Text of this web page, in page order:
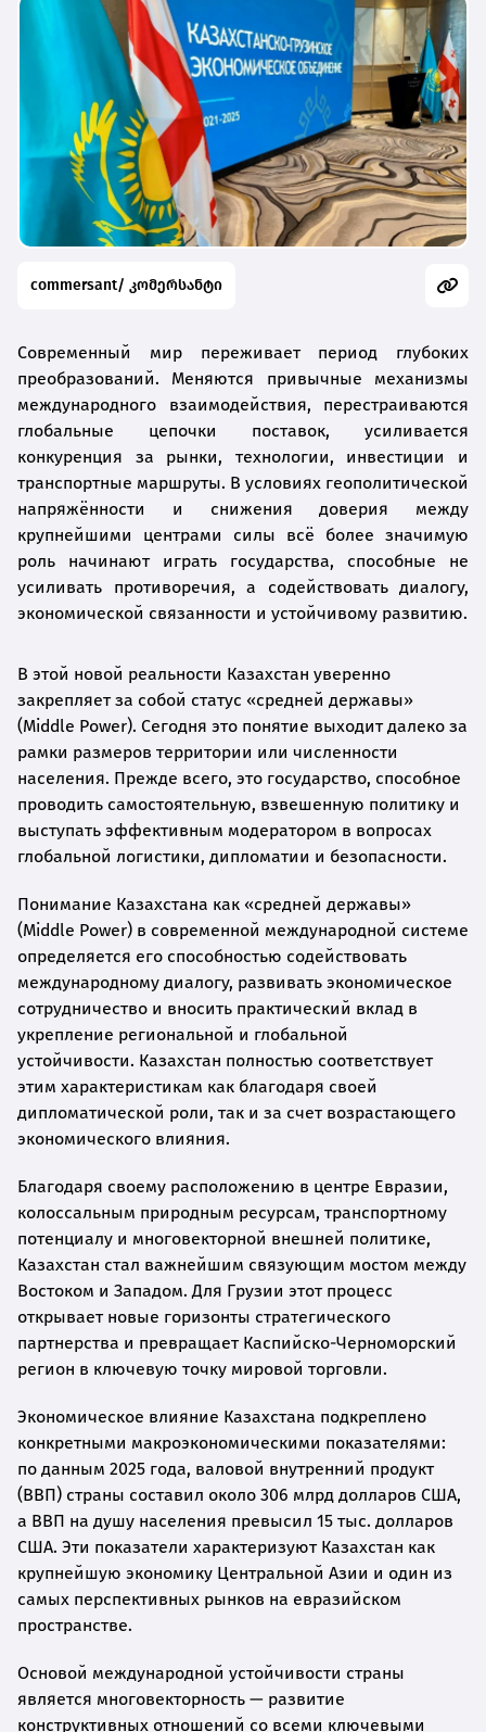
commersant/ კომერსანტი
Современный мир переживает период глубоких
преобразований. Меняются привычные механизмы
международного взаимодействия, перестраиваются
глобальные цепочки поставок, усиливается
конкуренция за рынки, технологии, инвестиции и
транспортные маршруты. В условиях геополитической
напряжённости и снижения доверия между
крупнейшими центрами силы всё более значимую
роль начинают играть государства, способные не
усиливать противоречия, а содействовать диалогу,
экономической связанности и устойчивому развитию.
В этой новой реальности Казахстан уверенно
закрепляет за собой статус «средней державы»
(Middle Power). Сегодня это понятие выходит далеко за
рамки размеров территории или численности
населения. Прежде всего, это государство, способное
проводить самостоятельную, взвешенную политику и
выступать эффективным модератором в вопросах
глобальной логистики, дипломатии и безопасности.
Понимание Казахстана как «средней державы»
(Middle Power) в современной международной системе
определяется его способностью содействовать
международному диалогу, развивать экономическое
сотрудничество и вносить практический вклад в
укрепление региональной и глобальной
устойчивости. Казахстан полностью соответствует
этим характеристикам как благодаря своей
дипломатической роли, так и за счет возрастающего
экономического влияния.
Благодаря своему расположению в центре Евразии,
колоссальным природным ресурсам, транспортному
потенциалу и многовекторной внешней политике,
Казахстан стал важнейшим связующим мостом между
Востоком и Западом. Для Грузии этот процесс
открывает новые горизонты стратегического
партнерства и превращает Каспийско-Черноморский
регион в ключевую точку мировой торговли.
Экономическое влияние Казахстана подкреплено
конкретными макроэкономическими показателями:
по данным 2025 года, валовой внутренний продукт
(ВВП) страны составил около 306 млрд долларов США,
а ВВП на душу населения превысил 15 тыс. долларов
США. Эти показатели характеризуют Казахстан как
крупнейшую экономику Центральной Азии и один из
самых перспективных рынков на евразийском
пространстве.
Основой международной устойчивости страны
является многовекторность — развитие
конструктивных отношений со всеми ключевыми